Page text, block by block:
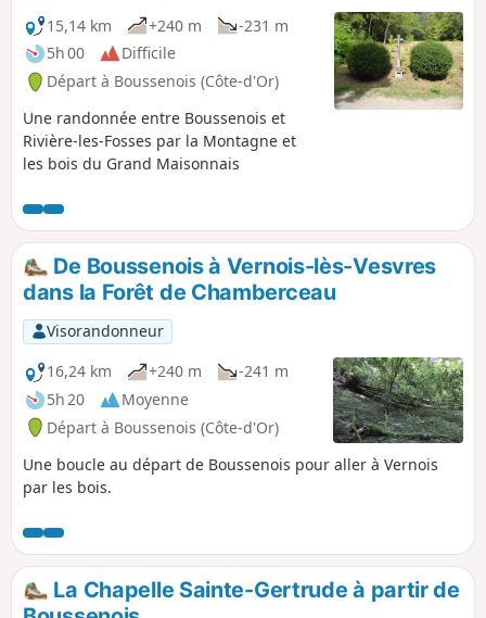
15,14 km
+240 m
-231 m
5h 00
Difficile
Départ à Boussenois (Côte-d'Or)
Une randonnée entre Boussenois et
Rivière-les-Fosses par la Montagne et
les bois du Grand Maisonnais
De Boussenois à Vernois-lès-Vesvres
dans la Forêt de Chamberceau
Visorandonneur
16,24 km
+240 m
-241 m
5h 20
Moyenne
Départ à Boussenois (Côte-d'Or)
Une boucle au départ de Boussenois pour aller à Vernois
par les bois.
La Chapelle Sainte-Gertrude à partir de